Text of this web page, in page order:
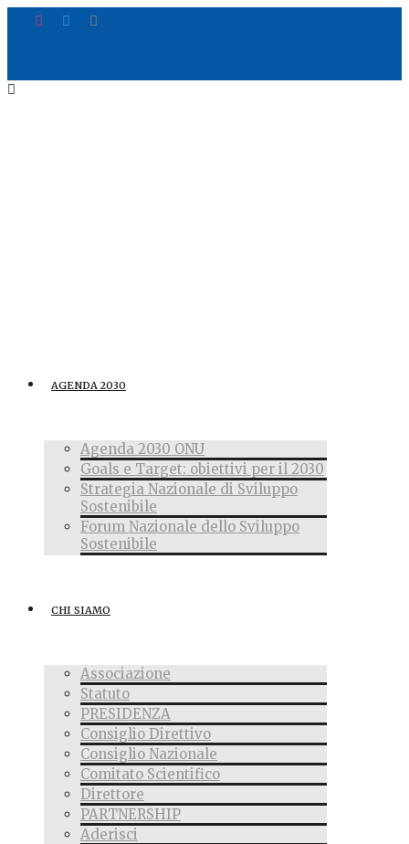
AGENDA 2030
Agenda 2030 ONU
Goals e Target: obiettivi per il 2030
Strategia Nazionale di Sviluppo
Sostenibile
Forum Nazionale dello Sviluppo
Sostenibile
CHI SIAMO
Associazione
Statuto
PRESIDENZA
Consiglio Direttivo
Consiglio Nazionale
Comitato Scientifico
Direttore
PARTNERSHIP
Aderisci